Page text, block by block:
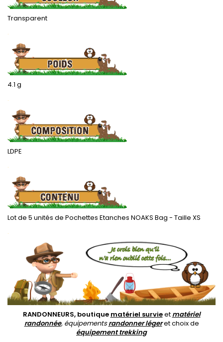
Transparent
.
4.1 g
.
LDPE
.
Lot de 5 unités de Pochettes Etanches NOAKS Bag - Taille XS
.
RANDONNEURS, boutique matériel survieet matériel
randonnée, équipementsrandonner légeret choix de
équipement trekking